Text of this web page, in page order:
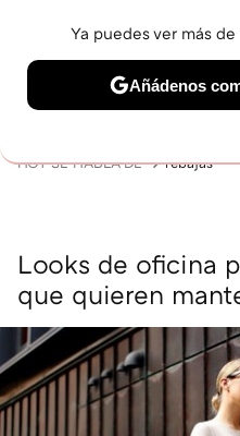
BELLEZA SHOPPING
HOY SE HABLA DE rebajas
Looks de oficina
que quieren
Ya puedes ver más
Añádenos